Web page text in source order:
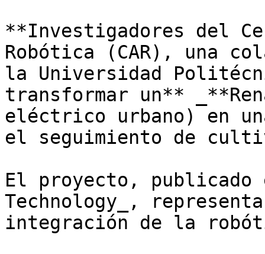
**Investigadores del
Robótica (CAR), una
la Universidad
transformar un**
eléctrico urbano) en
el seguimiento de
El proyecto, publicado
Technology_,
integración de la